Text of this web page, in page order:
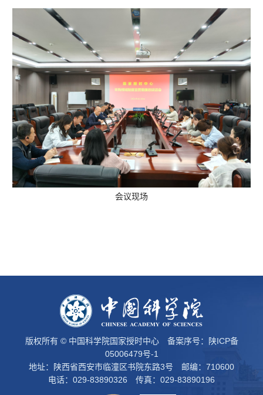
会议现场
版权所有 © 中国科学院国家授时中心 备案序号： 陕ICP备
05006479号-1
地址：陕西省西安市临潼区书院东路3号 邮编：710600
电话：029-83890326 传真：029-83890196